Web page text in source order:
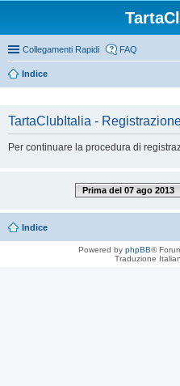
Collegamenti Rapidi FAQ
Indice
TartaClubItalia -
Per continuare la procedura di
Prima del 07 ago 2013
Indice
Powered by phpBB®
Traduzione